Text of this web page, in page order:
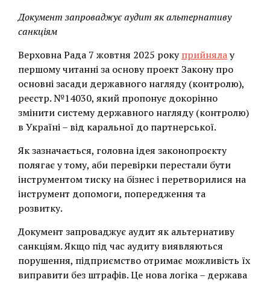
Документ запроваджує аудит як альтернативу
санкціям
Верховна Рада 7 жовтня 2025 рокуприйнялау
першому читанні за основу проект Закону про
основні засади державного нагляду (контролю),
реєстр. №14030, який пропонує докорінно
змінити систему державного нагляду (контролю)
в Україні – від каральної до партнерської.
Як зазначається, головна ідея законопроєкту
полягає у тому, аби перевірки перестали бути
інструментом тиску на бізнес і перетворилися на
інструмент допомоги, попередження та
розвитку.
Документ запроваджує аудит як альтернативу
санкціям. Якщо під час аудиту виявляються
порушення, підприємство отримає можливість їх
виправити без штрафів. Це нова логіка – держава